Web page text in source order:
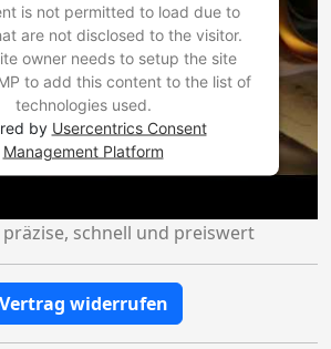
is not permitted to load due to
are not disclosed to the visitor.
owner needs to setup the site
to add this content to the list of
technologies used.
by Usercentrics Consent
Management Platform
schnell und preiswert
Vertrag widerrufen